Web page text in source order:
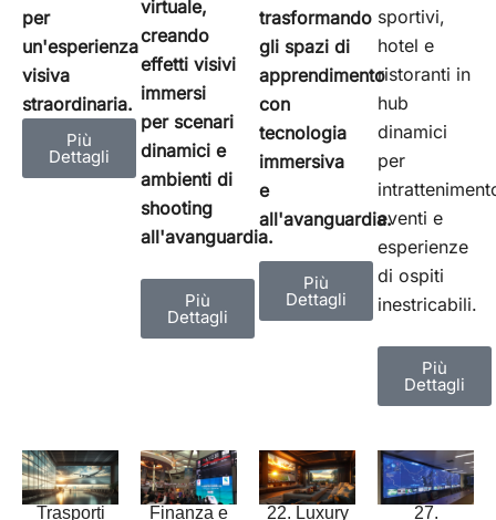
per
un'esperienza
visiva
straordinaria.
Più
Dettagli
virtuale,
creando
effetti visivi
immersi
per scenari
dinamici e
ambienti di
shooting
all'avanguardia.
Più
Dettagli
trasformando
gli spazi di
apprendimento
con
tecnologia
immersiva
e
all'avanguardia.
Più
Dettagli
sportivi,
hotel e
ristoranti in
hub
dinamici
per
eventi e
esperienze
di ospiti
inestricabili.
Più
Dettagli
Trasporti Finanza e 22. Luxury 27.